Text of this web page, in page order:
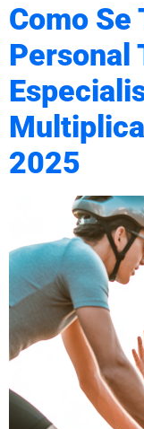
Como Se
Personal
2025